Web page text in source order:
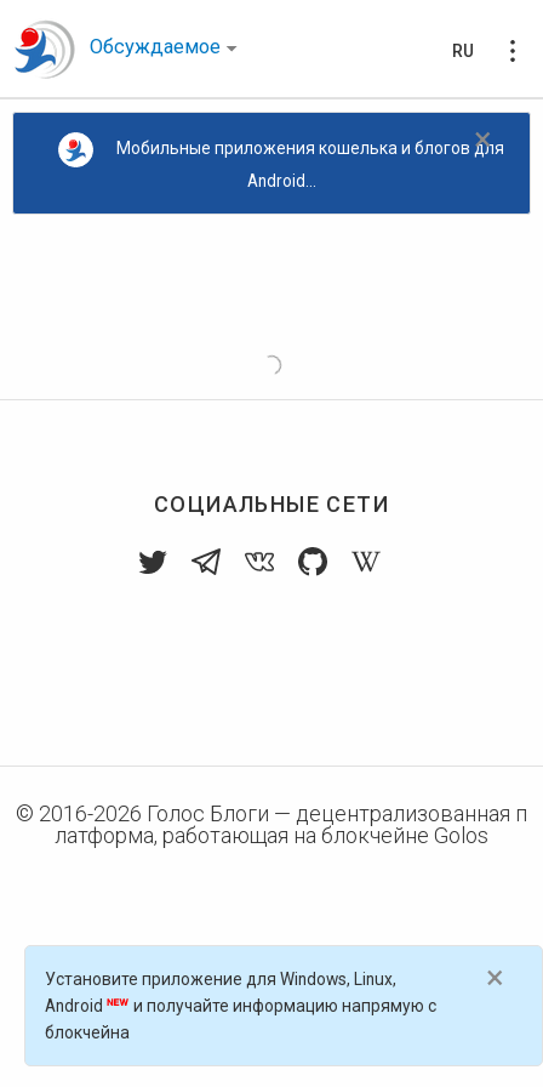
Обсуждаемое RU
×
Мобильные приложения кошелька и блогов для
Android...
СОЦИАЛЬНЫЕ СЕТИ
© 2016-2026 Голос Блоги — децентрализованная п
латформа, работающая на блокчейне Golos
×
Установите приложение для Windows, Linux,
Android
и получайте информацию напрямую с
блокчейна